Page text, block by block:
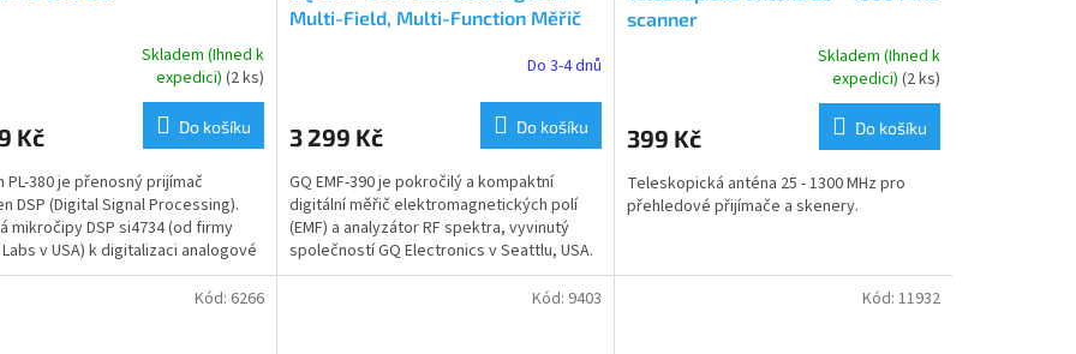
Skladem (Ihned k
expedici) (2 ks)
Kč Do košíku
PL-380 je přenosný prijímač
DSP (Digital Signal Processing).
mikročipy DSP si4734 (od firmy
v USA) k digitalizaci analogové
základny...
Multi-Field, Multi-Function Měřič
je
z
5
hvězdiček.
Do 3-4 dnů
3 299 Kč Do košíku
GQ EMF-390 je pokročilý a kompaktní
digitální měřič elektromagnetických polí
(EMF) a analyzátor RF spektra, vyvinutý
společností GQ Electronics v Seattlu, USA.
Tento přístroj...
scanner
je
z
5
Skladem (Ihned k
expedici) (2 ks)
399 Kč Do košíku
Teleskopická anténa 25 - 1300 MHz pro
přehledové přijímače a skenery.
Kód: 6266 Kód: 9403 Kód: 11932